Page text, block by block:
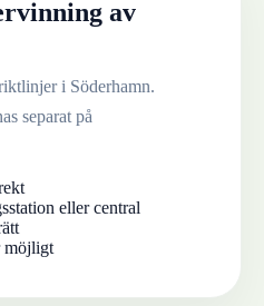
av
i Söderhamn.
separat på
eller central
möjligt